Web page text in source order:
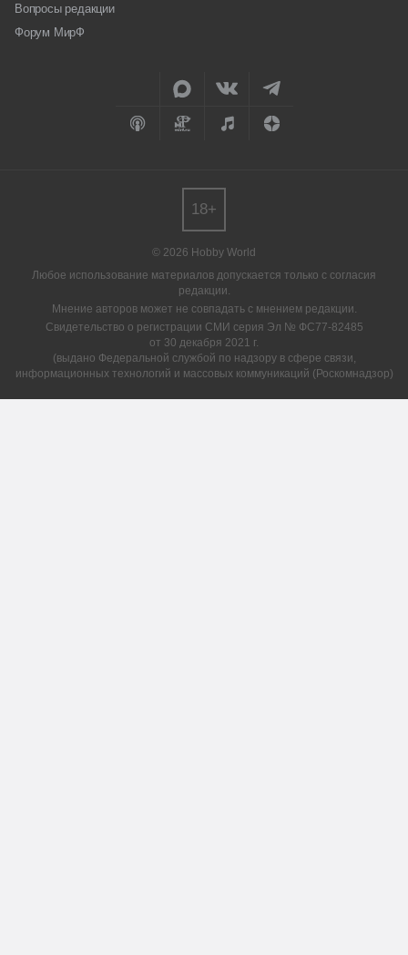
Вопросы редакции
Форум МирФ
© 2026 Hobby World
Любое использование материалов допускается только с согласия
редакции.
Мнение авторов может не совпадать с мнением редакции.
Свидетельство о регистрации СМИ серия Эл № ФС77-82485
от 30 декабря 2021 г.
(выдано Федеральной службой по надзору в сфере связи,
информационных технологий и массовых коммуникаций (Роскомнадзор)
18+